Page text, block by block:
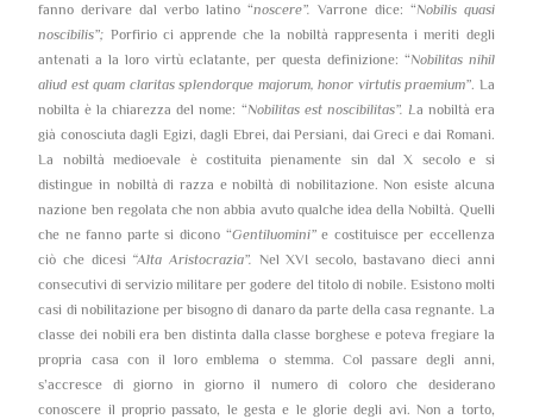
fanno derivare dal verbo latino “noscere”. Varrone dice: “Nobilis quasi
noscibilis”; Porfirio ci apprende che la nobiltà rappresenta i meriti degli
antenati a la loro virtù eclatante, per questa definizione: “Nobilitas nihil
aliud est quam claritas splendorque majorum, honor virtutis praemium”. La
nobilta è la chiarezza del nome: “Nobilitas est noscibilitas”. La nobiltà era
già conosciuta dagli Egizi, dagli Ebrei, dai Persiani, dai Greci e dai Romani.
La nobiltà medioevale è costituita pienamente sin dal X secolo e si
distingue in nobiltà di razza e nobiltà di nobilitazione. Non esiste alcuna
nazione ben regolata che non abbia avuto qualche idea della Nobiltà. Quelli
che ne fanno parte si dicono “Gentiluomini”e costituisce per eccellenza
ciò che dicesi “Alta Aristocrazia”. Nel XVI secolo, bastavano dieci anni
consecutivi di servizio militare per godere del titolo di nobile. Esistono molti
casi di nobilitazione per bisogno di danaro da parte della casa regnante. La
classe dei nobili era ben distinta dalla classe borghese e poteva fregiare la
propria casa con il loro emblema o stemma. Col passare degli anni,
s’accresce di giorno in giorno il numero di coloro che desiderano
conoscere il proprio passato, le gesta e le glorie degli avi. Non a torto,